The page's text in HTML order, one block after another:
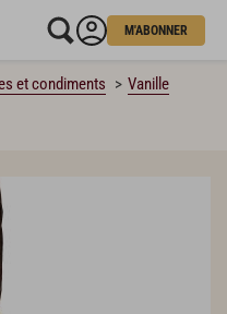
M'ABONNER
et condiments
Vanille